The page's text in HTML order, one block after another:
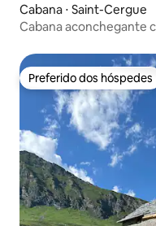
Cabana ⋅ Saint-Cergue
Cabana aconchegante
Preferido dos hóspedes
Preferido dos hóspedes